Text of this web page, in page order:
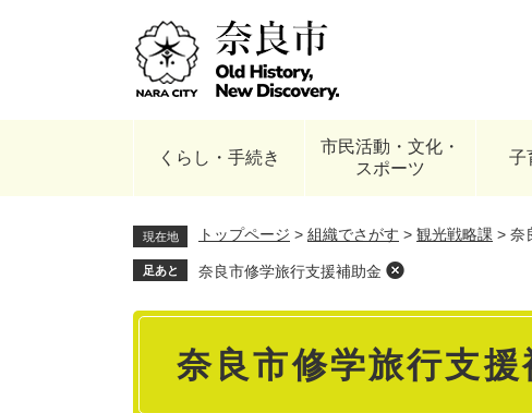
くらし・手続き
市民活動・文化・
スポーツ
子
現在地 トップページ > 組織でさがす > 観光戦略課 > 奈
足あと 奈良市修学旅行支援補助金
本
奈良市修学旅行支援